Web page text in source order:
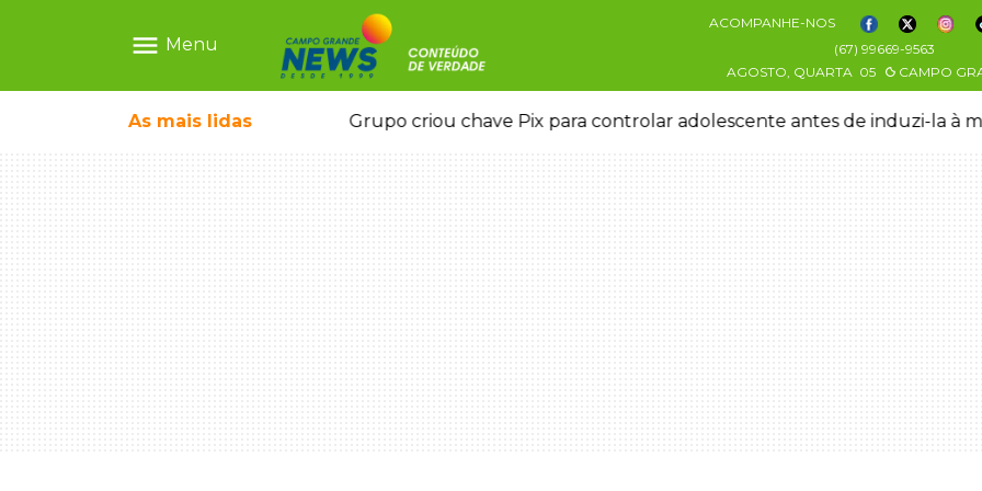
menu Menu
ACOMPANHE-NOS
(67) 99669-9563
AGOSTO, QUARTA 05 CAMPO
As mais lidas
deixou 4 mortos e 8 feridos Grupo criou chave Pix para controlar adolescente antes de induzi-la à